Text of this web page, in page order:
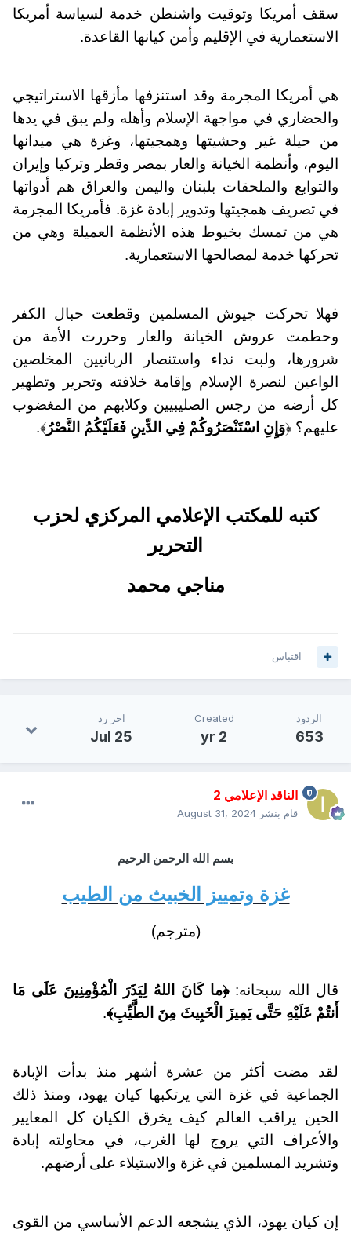
سقف أمريكا وتوقيت واشنطن خدمة لسياسة أمريكا
الاستعمارية في الإقليم وأمن كيانها القاعدة.
هي أمريكا المجرمة وقد استنزفها مأزقها الاستراتيجي
والحضاري في مواجهة الإسلام وأهله ولم يبق في يدها
من حيلة غير وحشيتها وهمجيتها، وغزة هي ميدانها
اليوم، وأنظمة الخيانة والعار بمصر وقطر وتركيا وإيران
والتوابع والملحقات بلبنان واليمن والعراق هم أدواتها
في تصريف همجيتها وتدوير إبادة غزة. فأمريكا المجرمة
هي من تمسك بخيوط هذه الأنظمة العميلة وهي من
تحركها خدمة لمصالحها الاستعمارية.
فهلا تحركت جيوش المسلمين وقطعت حبال الكفر
وحطمت عروش الخيانة والعار وحررت الأمة من
شرورها، ولبت نداء واستنصار الربانيين المخلصين
الواعين لنصرة الإسلام وإقامة خلافته وتحرير وتطهير
كل أرضه من رجس الصليبيين وكلابهم من المغضوب
عليهم؟ ﴿وَإِنِ اسْتَنْصَرُوكُمْ فِي الدِّينِ فَعَلَيْكُمُ النَّصْرُ﴾.
كتبه للمكتب الإعلامي المركزي لحزب
التحرير
مناجي محمد
اقتباس
الردود
653
Created
2 yr
اخر رد
Jul 25
الناقد الإعلامي 2
قام بنشر August 31, 2024
بسم الله الرحمن الرحيم
غزة وتمييز الخبيث من الطيب
(مترجم)
قال الله سبحانه: ﴿ما كَانَ اللهُ لِيَذَرَ الْمُؤْمِنِينَ عَلَى مَا
أَنتُمْ عَلَيْهِ حَتَّى يَمِيزَ الْخَبِيثَ مِنَ الطَّيِّبِ﴾.
لقد مضت أكثر من عشرة أشهر منذ بدأت الإبادة
الجماعية في غزة التي يرتكبها كيان يهود، ومنذ ذلك
الحين يراقب العالم كيف يخرق الكيان كل المعايير
والأعراف التي يروج لها الغرب، في محاولته إبادة
وتشريد المسلمين في غزة والاستيلاء على أرضهم.
إن كيان يهود، الذي يشجعه الدعم الأساسي من القوى